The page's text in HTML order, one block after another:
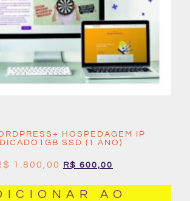
HOSPEDAGEM IP
SSD (1 ANO)
1.800,00 R$ 600,00
AO